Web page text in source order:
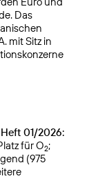
Das
mit Sitz in
01/2026:
für O2;
(975